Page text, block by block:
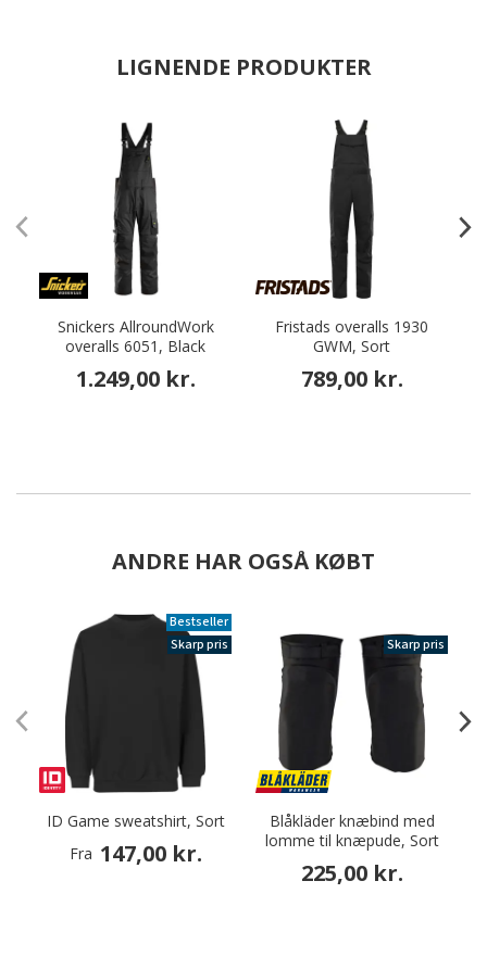
LIGNENDE PRODUKTER
Snickers AllroundWork
overalls 6051, Black
1.249,00 kr.
Fristads overalls 1930
GWM, Sort
789,00 kr.
ANDRE HAR OGSÅ KØBT
Bestseller
Skarp pris
ID Game sweatshirt, Sort
Fra 147,00 kr.
Skarp pris
Blåkläder knæbind med
lomme til knæpude, Sort
225,00 kr.